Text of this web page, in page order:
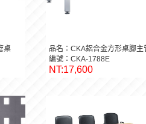
編號：CKA-1788E
NT:17,600